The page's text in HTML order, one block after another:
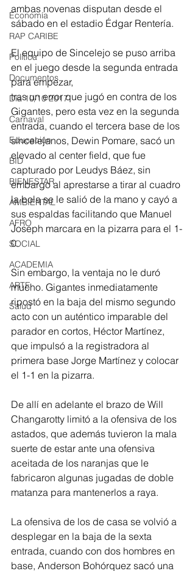
Economía
RAP CARIBE
Política
Documentos
Día 10/10 2017
Carnaval
Educación
BID
BIENESTAR
AMBIENTAL
AFRO
SOCIAL
ACADEMIA
ARTE
Salud
ambas novenas disputan desde el
sábado en el estadio Édgar Rentería.
El equipo de Sincelejo se puso arriba
en el juego desde la segunda entrada
para empezar,
tras un error que jugó en contra de los
Gigantes, pero esta vez en la segunda
entrada, cuando el tercera base de los
sincelejanos, Dewin Pomare, sacó un
elevado al center field, que fue
capturado por Leudys Báez, sin
embargo al aprestarse a tirar al cuadro
la bola se le salió de la mano y cayó a
sus espaldas facilitando que Manuel
Joseph marcara en la pizarra para el 1-
0.
Sin embargo, la ventaja no le duró
mucho. Gigantes inmediatamente
ripostó en la baja del mismo segundo
acto con un auténtico imparable del
parador en cortos, Héctor Martínez,
que impulsó a la registradora al
primera base Jorge Martínez y colocar
el 1-1 en la pizarra.
De allí en adelante el brazo de Will
Changarotty limitó a la ofensiva de los
astados, que además tuvieron la mala
suerte de estar ante una ofensiva
aceitada de los naranjas que le
fabricaron algunas jugadas de doble
matanza para mantenerlos a raya.
La ofensiva de los de casa se volvió a
desplegar en la baja de la sexta
entrada, cuando con dos hombres en
base, Anderson Bohórquez sacó una